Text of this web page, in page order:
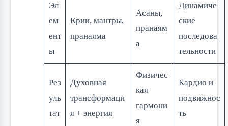
Эл
ем
ент
ы
Крии, мантры,
пранаяма
Асаны,
пранаям
а
Динамиче
ские
последова
тельности
Рез
уль
тат
Духовная
трансформаци
я + энергия
Физичес
кая
гармони
я
Кардио и
подвижнос
ть